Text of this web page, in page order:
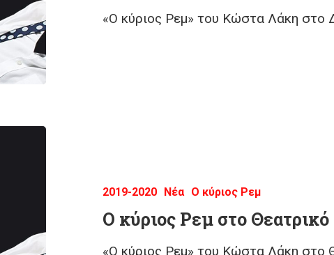
«Ο κύριος Ρεμ» του Κώστα Λάκη στο
2019-2020 Νέα Ο κύριος Ρεμ
O κύριος Ρεμ στο
«Ο κύριος Ρεμ» του Κώστα Λάκη στο